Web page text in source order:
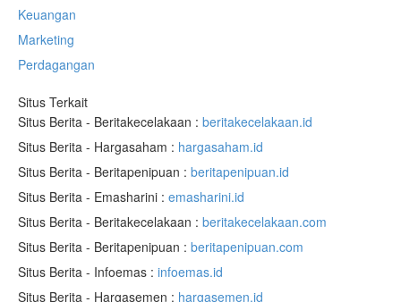
Keuangan
Marketing
Perdagangan
Situs Terkait
Situs Berita - Beritakecelakaan : beritakecelakaan.id
Situs Berita - Hargasaham : hargasaham.id
Situs Berita - Beritapenipuan : beritapenipuan.id
Situs Berita - Emasharini : emasharini.id
Situs Berita - Beritakecelakaan : beritakecelakaan.com
Situs Berita - Beritapenipuan : beritapenipuan.com
Situs Berita - Infoemas : infoemas.id
Situs Berita - Hargasemen : hargasemen.id